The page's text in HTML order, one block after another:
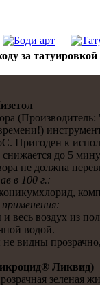
за тaтуировкой
Пригоден к
до 5
не должна
в 100 г.:
воздух из
водой.
видны
Ликвид)
зеленая